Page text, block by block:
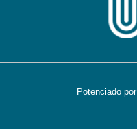
Potenciado por